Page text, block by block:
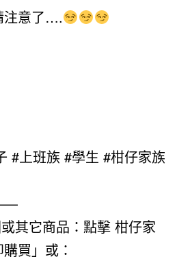
注意了….
#上班族 #學生 #柑仔家族
其它商品：點擊 柑仔家
買」或：